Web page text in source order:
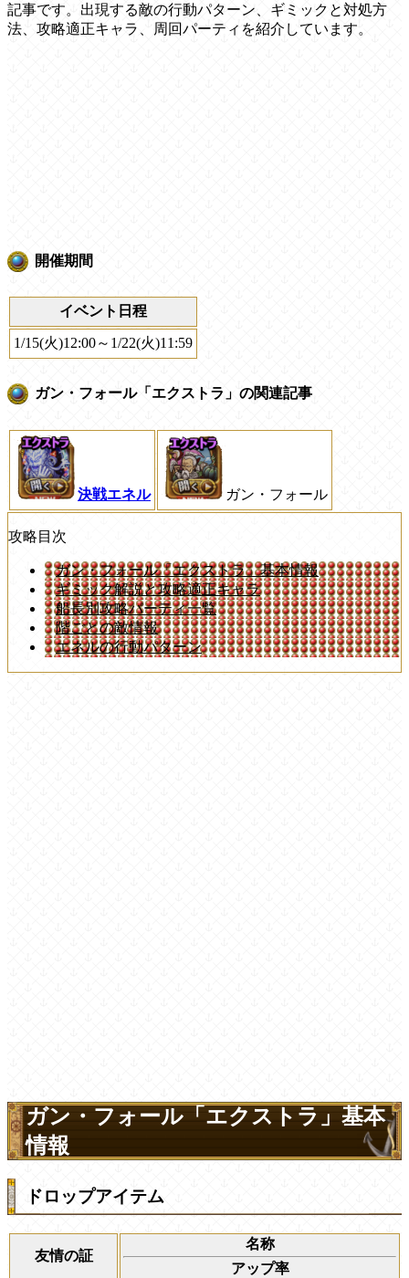
記事です。出現する敵の行動パターン、ギミックと対処方
法、攻略適正キャラ、周回パーティを紹介しています。
開催期間
イベント日程
1/15(火)12:00～1/22(火)11:59
ガン・フォール「エクストラ」の関連記事
決戦エネル ガン・フォール
攻略目次
ガン・フォール「エクストラ」基本情報
ギミック解説と攻略適正キャラ
船長別攻略パーティ一覧
階ごとの敵情報
エネルの行動パターン
ガン・フォール「エクストラ」基本
情報
ドロップアイテム
友情の証
名称
アップ率